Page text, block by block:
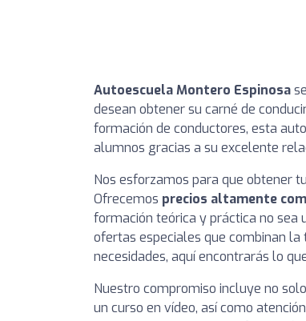
Autoescuela Montero Espinosa
desean obtener su carné de
formación de conductores, esta
alumnos gracias a su excelente
Nos esforzamos para que obtener
Ofrecemos precios altamente
formación teórica y práctica no sea
ofertas especiales que combinan la
necesidades, aquí encontrarás lo
Nuestro compromiso incluye no
un curso en vídeo, así como